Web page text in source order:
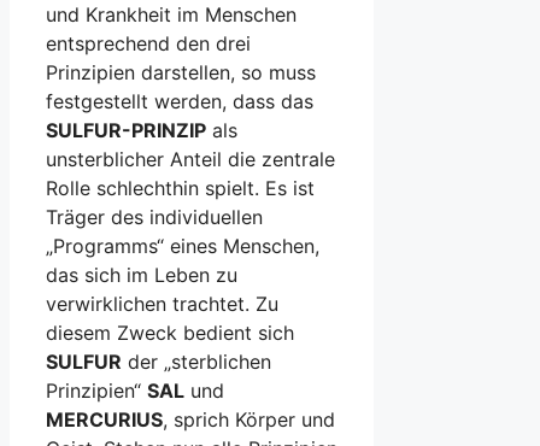
und Krankheit im Menschen
entsprechend den drei
Prinzipien darstellen, so muss
festgestellt werden, dass das
SULFUR-PRINZIP als
unsterblicher Anteil die zentrale
Rolle schlechthin spielt. Es ist
Träger des individuellen
„Programms“ eines Menschen,
das sich im Leben zu
verwirklichen trachtet. Zu
diesem Zweck bedient sich
SULFUR der „sterblichen
Prinzipien“ SAL und
MERCURIUS, sprich Körper und